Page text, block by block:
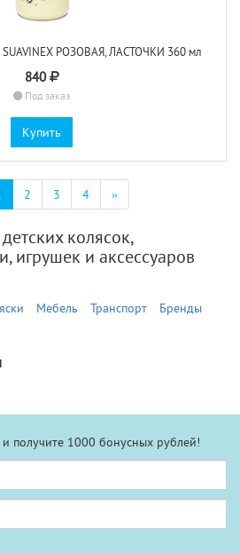
SUAVINEX РОЗОВАЯ, ЛАСТОЧКИ 360 мл
840
Под заказ
Купить
(текущая)
2 3 4 »
колясок,
игрушек и аксессуаров
Мебель Транспорт Бренды
и получите 1000 бонусных рублей!